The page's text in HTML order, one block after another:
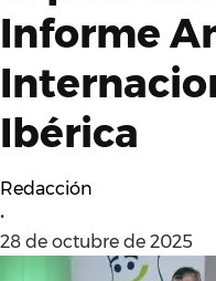
Informe
Ibérica
Redacción
•
28 de octubre de 2025